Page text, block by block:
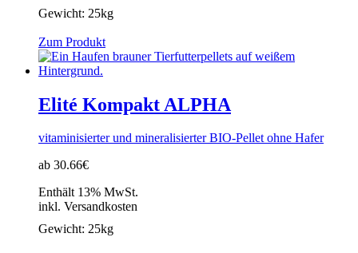
Gewicht: 25kg
Zum Produkt
Elité Kompakt ALPHA
vitaminisierter und mineralisierter BIO-Pellet ohne Hafer
ab 30.66€
Enthält 13% MwSt.
inkl. Versandkosten
Gewicht: 25kg